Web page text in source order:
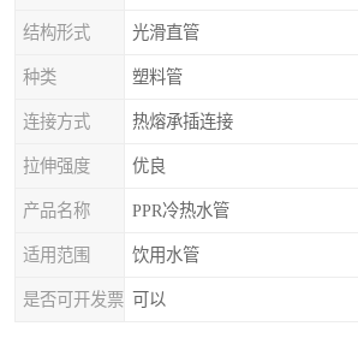
结构形式 光滑直管
种类 塑料管
连接方式 热熔承插连接
拉伸强度 优良
产品名称 PPR冷热水管
适用范围 饮用水管
是否可开发票 可以